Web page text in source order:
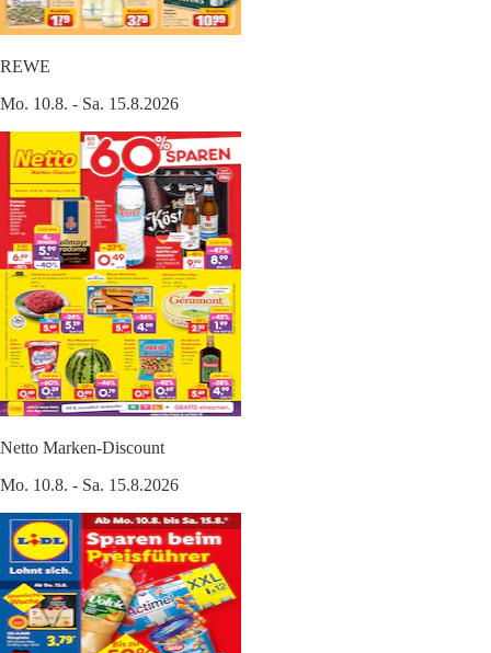
REWE
Mo. 10.8. - Sa. 15.8.2026
Netto Marken-Discount
Mo. 10.8. - Sa. 15.8.2026